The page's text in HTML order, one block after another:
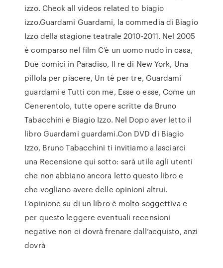
izzo. Check all videos related to biagio
izzo.Guardami Guardami, la commedia di Biagio
Izzo della stagione teatrale 2010-2011. Nel 2005
è comparso nel film C’è un uomo nudo in casa,
Due comici in Paradiso, Il re di New York, Una
pillola per piacere, Un tè per tre, Guardami
guardami e Tutti con me, Esse o esse, Come un
Cenerentolo, tutte opere scritte da Bruno
Tabacchini e Biagio Izzo. Nel Dopo aver letto il
libro Guardami guardami.Con DVD di Biagio
Izzo, Bruno Tabacchini ti invitiamo a lasciarci
una Recensione qui sotto: sarà utile agli utenti
che non abbiano ancora letto questo libro e
che vogliano avere delle opinioni altrui.
L’opinione su di un libro è molto soggettiva e
per questo leggere eventuali recensioni
negative non ci dovrà frenare dall’acquisto, anzi
dovrà